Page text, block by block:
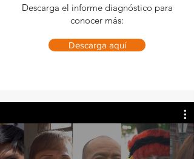
Descarga el informe diagnóstico para
conocer más:
Descarga aquí